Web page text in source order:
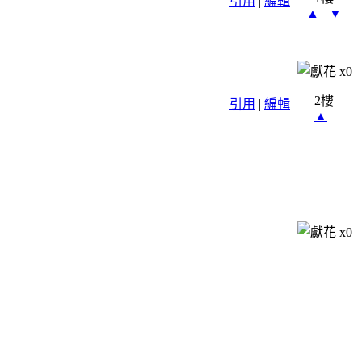
▲
▼
x0
引用 | 編輯
2樓
▲
x0